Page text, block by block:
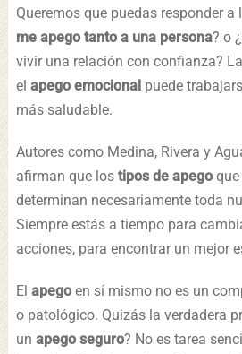
Queremos que puedas responder a
me apego tanto a una persona? o
vivir una relación con confianza?
el apego emocional puede
más saludable.
Autores como Medina, Rivera y
afirman que lostipos de apegoque
determinan necesariamente toda
Siempre estás a tiempo para
acciones, para encontrar un mejor
El apego en sí mismo no es un
o patológico. Quizás la verdadera
un apego seguro? No es tarea